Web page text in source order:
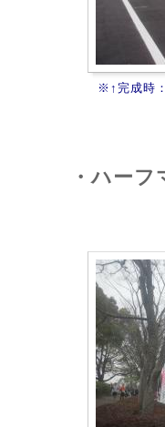
※↑完成時
・ハー